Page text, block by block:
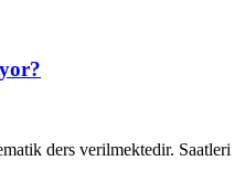
ders verilmektedir. Saatleri